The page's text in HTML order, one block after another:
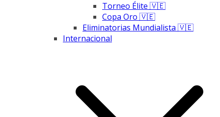
Torneo Élite 🇻🇪
Copa Oro 🇻🇪
Eliminatorias Mundialista 🇻🇪
Internacional